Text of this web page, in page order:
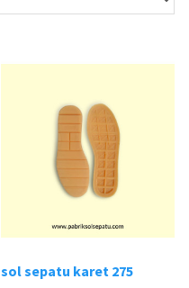
sol sepatu karet 275